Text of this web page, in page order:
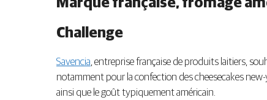
Marque française, fromage
Challenge
Savencia, entreprise française de produits laitiers,
notamment pour la confection des cheesecakes
ainsi que le goût typiquement américain.